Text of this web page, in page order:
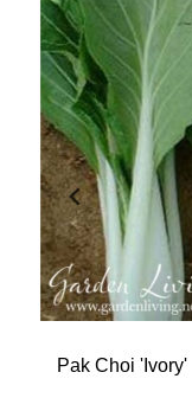
Pak Choi 'Ivory'